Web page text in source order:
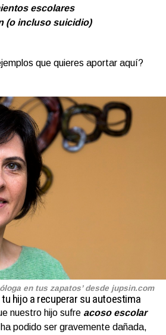
escolares
(o incluso suicidio)
que quieres aportar aquí?
en tus zapatos’ desde jupsin.com
hijo a recuperar su autoestima
nuestro hijo sufre acoso escolar
podido ser gravemente dañada,